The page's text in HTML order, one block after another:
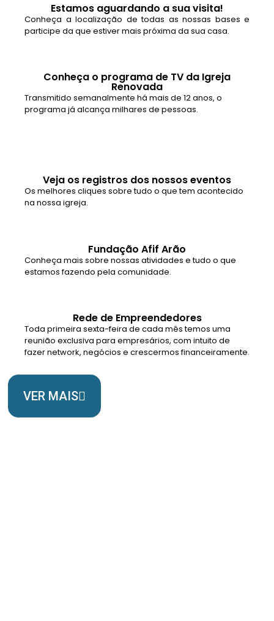
Estamos aguardando a sua visita!
Conheça a localização de todas as nossas bases e
participe da que estiver mais próxima da sua casa.
Conheça o programa de TV da Igreja
Renovada
Transmitido semanalmente há mais de 12 anos, o
programa já alcança milhares de pessoas.
Veja os registros dos nossos eventos
Os melhores cliques sobre tudo o que tem acontecido
na nossa igreja.
Fundação Afif Arão
Conheça mais sobre nossas atividades e tudo o que
estamos fazendo pela comunidade.
Rede de Empreendedores
Toda primeira sexta-feira de cada mês temos uma
reunião exclusiva para empresários, com intuito de
fazer network, negócios e crescermos financeiramente.
VER MAIS